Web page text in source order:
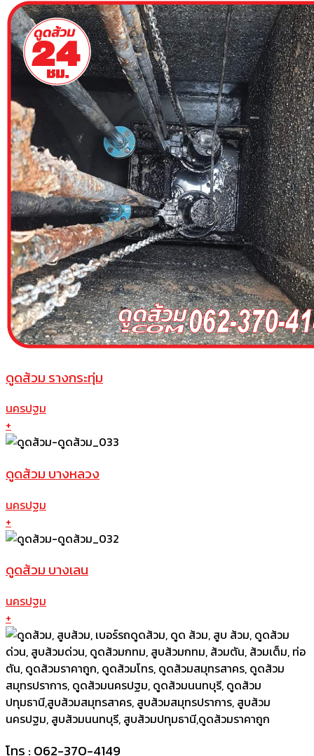
ดูดส้วม รางกระทุ่ม
นครปฐม
+
ดูดส้วม บางหลวง
นครปฐม
+
ดูดส้วม บางเลน
นครปฐม
+
โทร : 062-370-4149